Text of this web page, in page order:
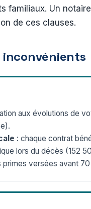
familiaux. Un
de ces clauses.
aux évolutions de
: chaque contrat
lors du décès (152
primes versées avant 70